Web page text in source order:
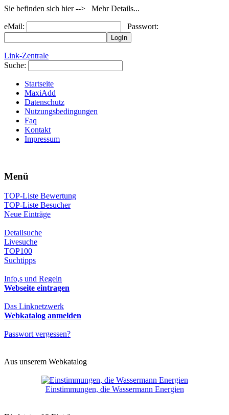
Sie befinden sich hier --> Mehr Details...
eMail: Passwort:
Link-Zentrale
Suche:
Startseite
MaxiAdd
Datenschutz
Nutzungsbedingungen
Faq
Kontakt
Impressum
Menü
TOP-Liste Bewertung
TOP-Liste Besucher
Neue Einträge
Detailsuche
Livesuche
TOP100
Suchtipps
Info,s und Regeln
Webseite eintragen
Das Linknetzwerk
Webkatalog anmelden
Passwort vergessen?
Aus unserem Webkatalog
Einstimmungen, die Wassermann Energien